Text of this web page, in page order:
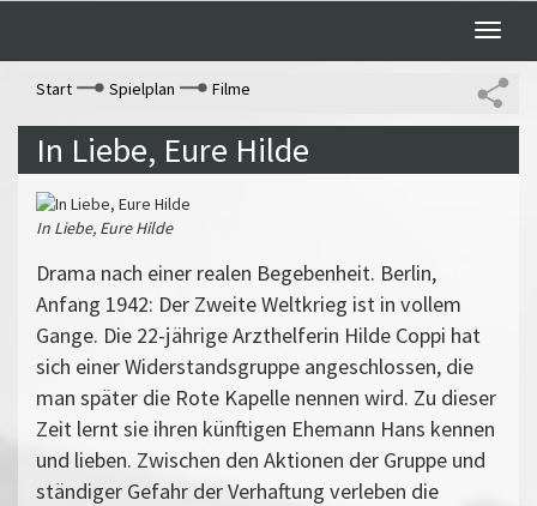
Toggle
Start
Spielplan Filme
In Liebe, Eure Hilde
In Liebe, Eure Hilde
Drama nach einer realen Begebenheit. Berlin,
Anfang 1942: Der Zweite Weltkrieg ist in vollem
Gange. Die 22-jährige Arzthelferin Hilde Coppi hat
sich einer Widerstandsgruppe angeschlossen, die
man später die Rote Kapelle nennen wird. Zu dieser
Zeit lernt sie ihren künftigen Ehemann Hans kennen
und lieben. Zwischen den Aktionen der Gruppe und
ständiger Gefahr der Verhaftung verleben die